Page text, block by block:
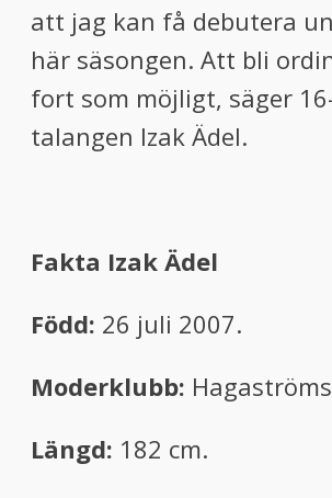
att jag kan få debutera
här säsongen. Att bli
fort som möjligt, säger
talangen Izak Ädel.
Fakta Izak Ädel
Född: 26 juli 2007.
Moderklubb: Hagaströms
Längd: 182 cm.